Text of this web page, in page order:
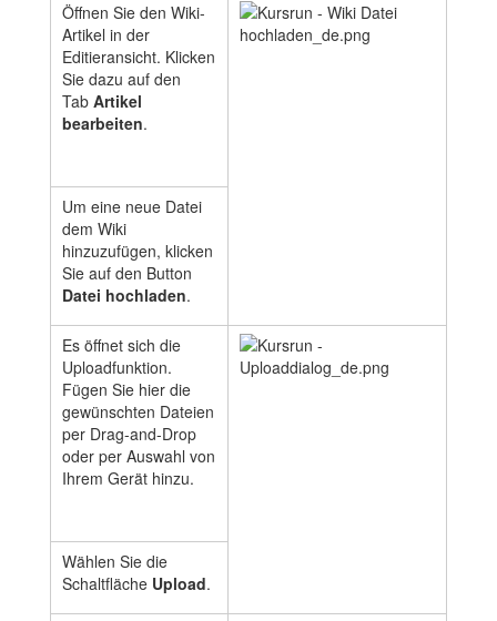
Öffnen Sie den Wiki-
Artikel in der
Editieransicht. Klicken
Sie dazu auf den
TabArtikel
bearbeiten.
Um eine neue Datei
dem Wiki
hinzuzufügen, klicken
Sie auf den Button
Datei hochladen.
Es öffnet sich die
Uploadfunktion.
Fügen Sie hier die
gewünschten Dateien
per Drag-and-Drop
oder per Auswahl von
Ihrem Gerät hinzu.
Wählen Sie die
Schaltfläche Upload.